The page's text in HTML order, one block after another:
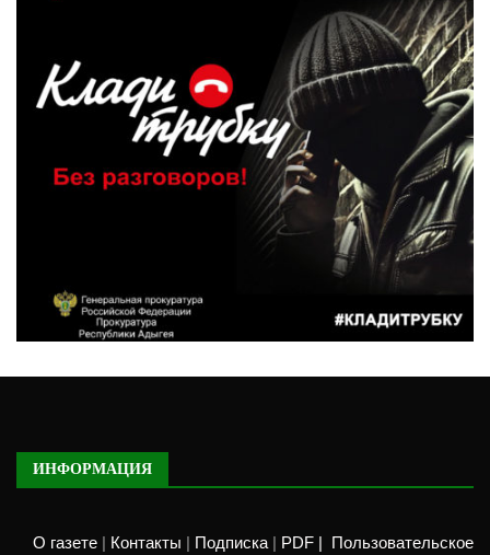
ИНФОРМАЦИЯ
О газете Контакты Подписка PDF |
Пользовательское